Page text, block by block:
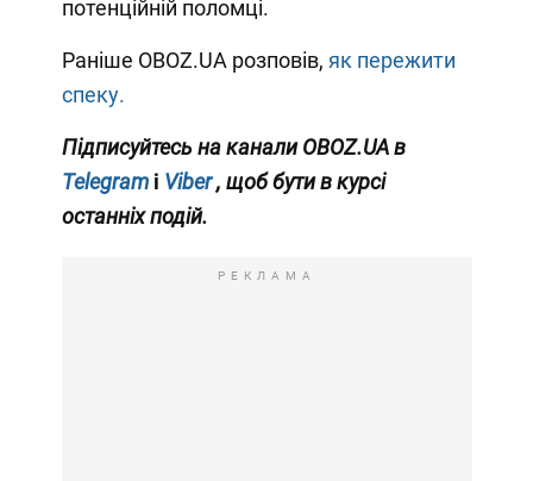
потенційній поломці.
Раніше OBOZ.UA розповів, як пережити
спеку.
Підписуйтесь на канали OBOZ.UA в
Telegram і Viber , щоб бути в курсі
останніх подій.
РЕКЛАМА